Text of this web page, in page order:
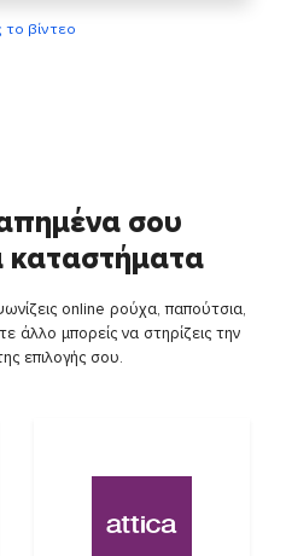
το βίντεο
σου
καταστήματα
online ρούχα, παπούτσια,
άλλο μπορείς να στηρίζεις την
επιλογής σου.